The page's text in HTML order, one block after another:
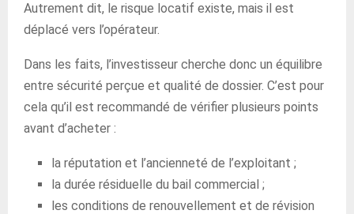
Autrement dit, le risque locatif existe, mais il est
déplacé vers l’opérateur.
Dans les faits, l’investisseur cherche donc un équilibre
entre sécurité perçue et qualité de dossier. C’est pour
cela qu’il est recommandé de vérifier plusieurs points
avant d’acheter :
la réputation et l’ancienneté de l’exploitant ;
la durée résiduelle du bail commercial ;
les conditions de renouvellement et de révision